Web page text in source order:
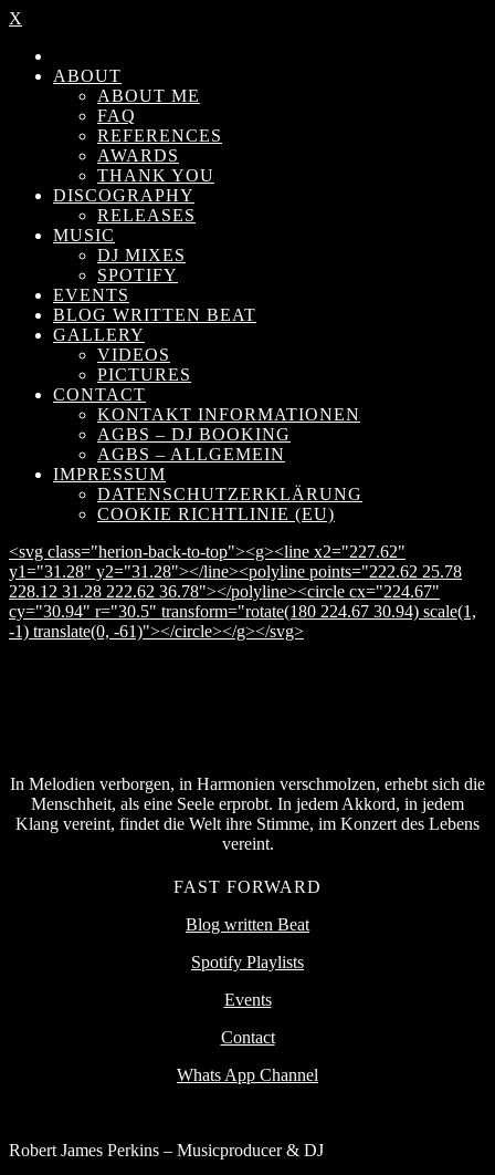
X
ABOUT
ABOUT ME
FAQ
REFERENCES
AWARDS
THANK YOU
DISCOGRAPHY
RELEASES
MUSIC
DJ MIXES
SPOTIFY
EVENTS
BLOG WRITTEN BEAT
GALLERY
VIDEOS
PICTURES
CONTACT
KONTAKT INFORMATIONEN
AGBS – DJ BOOKING
AGBS – ALLGEMEIN
IMPRESSUM
DATENSCHUTZERKLÄRUNG
COOKIE RICHTLINIE (EU)
<svg class="herion-back-to-top"><g><line x2="227.62"
y1="31.28" y2="31.28"></line><polyline points="222.62 25.78
228.12 31.28 222.62 36.78"></polyline><circle cx="224.67"
cy="30.94" r="30.5" transform="rotate(180 224.67 30.94) scale(1,
-1) translate(0, -61)"></circle></g></svg>
In Melodien verborgen, in Harmonien verschmolzen, erhebt sich die
Menschheit, als eine Seele erprobt. In jedem Akkord, in jedem
Klang vereint, findet die Welt ihre Stimme, im Konzert des Lebens
vereint.
FAST FORWARD
Blog written Beat
Spotify Playlists
Events
Contact
Whats App Channel
Robert James Perkins – Musicproducer & DJ